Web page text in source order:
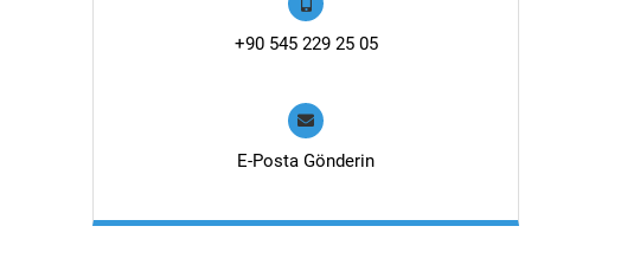
+90 545 229 25 05
E-Posta Gönderin